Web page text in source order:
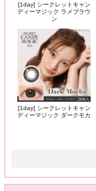
[1day] シークレットキャン
ディーマジック ラメブラウ
ン
[1day] シークレットキャン
ディーマジック ダークモカ